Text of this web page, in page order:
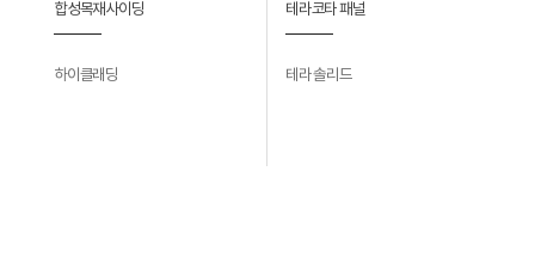
합성목재사이딩
하이클래딩
테라코타 패널
테라 솔리드